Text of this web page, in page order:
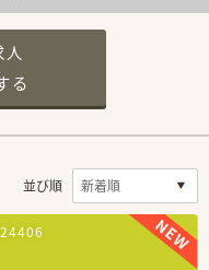
人
る
並び順